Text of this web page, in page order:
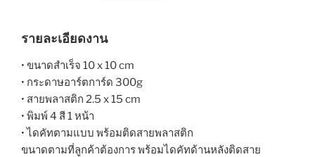
รายละเอียดงาน
• ขนาดสำเร็จ 10 x 10 cm
• กระดาษอาร์ตการ์ด 300g
• สายพลาสติก 2.5 x 15 cm
• พิมพ์ 4 สี 1 หน้า
• ไดคัทตามแบบ พร้อมติดสายพลาสติก
ขนาดตามที่ลูกค้าต้องการ พร้อมไดคัทด้านหลังติดสาย